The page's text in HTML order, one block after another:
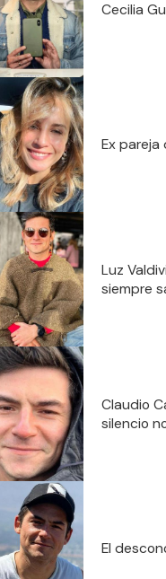
Cecilia
Ex
Luz
siempre
Claudio
silencio
El